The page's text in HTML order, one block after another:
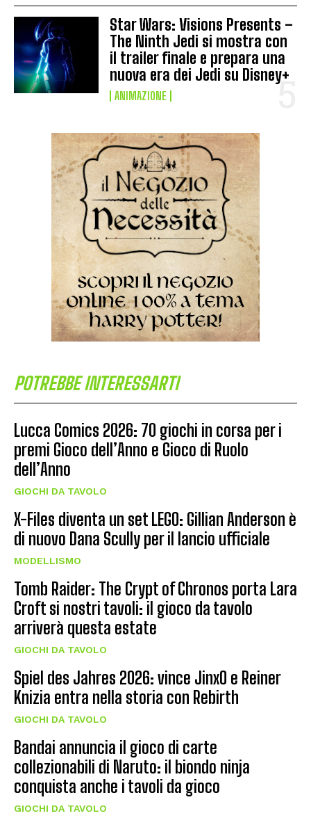
Star Wars: Visions Presents –
The Ninth Jedi si mostra con
il trailer finale e prepara una
nuova era dei Jedi su Disney+
ANIMAZIONE
POTREBBE INTERESSARTI
Lucca Comics 2026: 70 giochi in corsa per i
premi Gioco dell’Anno e Gioco di Ruolo
dell’Anno
GIOCHI DA TAVOLO
X-Files diventa un set LEGO: Gillian Anderson è
di nuovo Dana Scully per il lancio ufficiale
MODELLISMO
Tomb Raider: The Crypt of Chronos porta Lara
Croft si nostri tavoli: il gioco da tavolo
arriverà questa estate
GIOCHI DA TAVOLO
Spiel des Jahres 2026: vince JinxO e Reiner
Knizia entra nella storia con Rebirth
GIOCHI DA TAVOLO
Bandai annuncia il gioco di carte
collezionabili di Naruto: il biondo ninja
conquista anche i tavoli da gioco
GIOCHI DA TAVOLO